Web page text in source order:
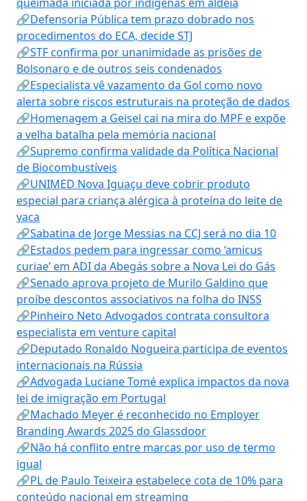
🔗Defensoria Pública tem prazo dobrado nos
procedimentos do ECA, decide STJ
🔗STF confirma por unanimidade as prisões de
Bolsonaro e de outros seis condenados
🔗Especialista vê vazamento da Gol como novo
alerta sobre riscos estruturais na proteção de dados
🔗Homenagem a Geisel cai na mira do MPF e expõe
a velha batalha pela memória nacional
🔗Supremo confirma validade da Política Nacional
de Biocombustíveis
🔗UNIMED Nova Iguaçu deve cobrir produto
especial para criança alérgica à proteína do leite de
vaca
🔗Sabatina de Jorge Messias na CCJ será no dia 10
🔗Estados pedem para ingressar como ‘amicus
curiae’ em ADI da Abegás sobre a Nova Lei do Gás
🔗Senado aprova projeto de Murilo Galdino que
proíbe descontos associativos na folha do INSS
🔗Pinheiro Neto Advogados contrata consultora
especialista em venture capital
🔗Deputado Ronaldo Nogueira participa de eventos
internacionais na Rússia
🔗Advogada Luciane Tomé explica impactos da nova
lei de imigração em Portugal
🔗Machado Meyer é reconhecido no Employer
Branding Awards 2025 do Glassdoor
🔗Não há conflito entre marcas por uso de termo
igual
🔗PL de Paulo Teixeira estabelece cota de 10% para
conteúdo nacional em streaming